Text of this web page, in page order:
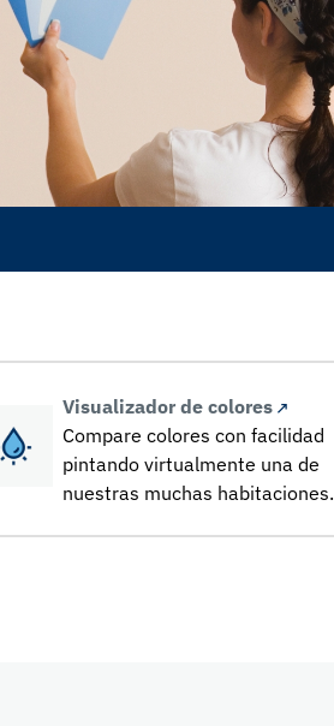
Visualizador de colores
Compare colores con facilidad
pintando virtualmente una de
nuestras muchas habitaciones.